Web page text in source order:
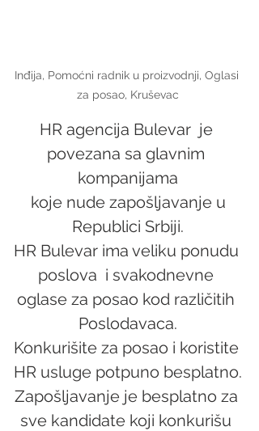
Inđija, Pomoćni radnik u proizvodnji, Oglasi
za posao, Kruševac
HR agencija Bulevar  je
povezana sa glavnim
kompanijama
Republici Srbiji.
HR Bulevar ima veliku ponudu
poslova  i svakodnevne
oglase za posao kod različitih
Poslodavaca.
Konkurišite za posao i koristite
HR usluge potpuno besplatno.
Zapošljavanje je besplatno za
sve kandidate koji konkurišu